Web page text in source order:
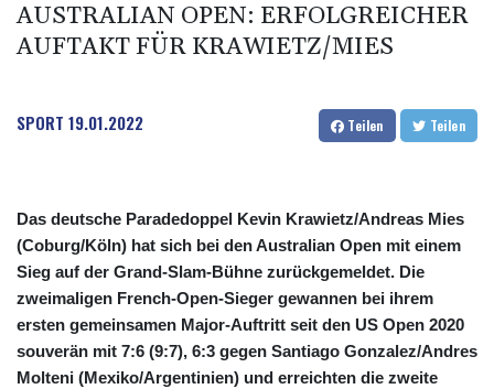
Argentinien: Polizei geht mit Tränengas und Gummigeschossen
gegen Proteste vor
AUSTRALIAN OPEN: ERFOLGREICHER
AUFTAKT FÜR KRAWIETZ/MIES
SPORT 19.01.2022 Teilen Teilen
Das deutsche Paradedoppel Kevin Krawietz/Andreas Mies
(Coburg/Köln) hat sich bei den Australian Open mit einem
Sieg auf der Grand-Slam-Bühne zurückgemeldet. Die
zweimaligen French-Open-Sieger gewannen bei ihrem
ersten gemeinsamen Major-Auftritt seit den US Open 2020
souverän mit 7:6 (9:7), 6:3 gegen Santiago Gonzalez/Andres
Molteni (Mexiko/Argentinien) und erreichten die zweite